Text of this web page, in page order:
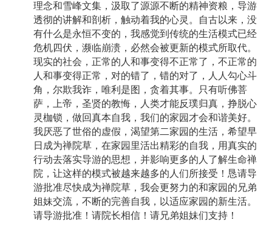
理念和雪峰文集，汲取了源源不断的精神资粮，导游
透彻的讲解和剖析，触动着我的心灵。自古以来，没
有什么是永恒不变的，我感觉到传统的生活模式已经
危机四伏，濒临崩溃，必然会被更新的模式所取代。
现实的社会，正常的人和事变得不正常了，不正常的
人和事变得正常，对的错了，错的对了，人人勾心斗
角，尔欺我诈，唯利是图，贪着其事。只有听佛菩
萨，上帝，圣贤的教悔，人类才能反璞归真，挣脱心
灵枷锁，做回真本自我，我们的家园才会和谐美好。
我厌恶了世俗的虚假，渴望第二家园的生活，希望早
日成为禅院草，在家园里活出精彩的自我，用真实的
行动去落实导游的思想，并影响更多的人了解生命禅
院，让这样的模式被越来越多的人们所接受！恳请导
游批准尽快成为禅院草，我会更努力的和家园的兄弟
姐妹交流，不断的完善自我，以适应家园的新生活。
请导游批准！请院长相信！请兄弟姐妹们支持！